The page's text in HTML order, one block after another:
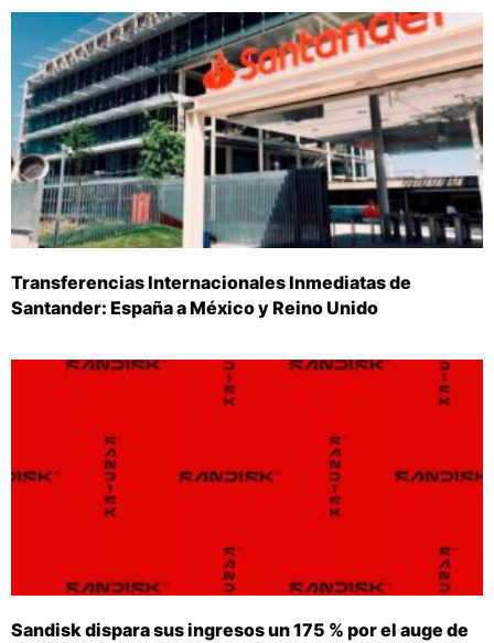
Transferencias Internacionales Inmediatas de
Santander: España a México y Reino Unido
Sandisk dispara sus ingresos un 175 % por el auge de